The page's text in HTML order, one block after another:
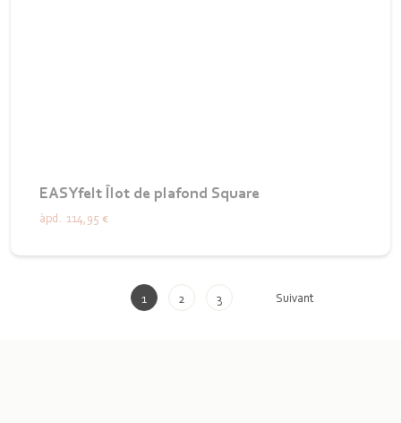
EASYfelt Îlot de plafond Square
àpd. 114,95 €
1 2 3 Suivant